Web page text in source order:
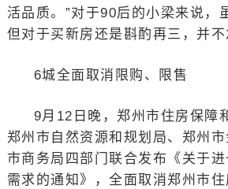
活品质。”对于90后的小梁来说，
但对于买新房还是斟酌再三，并不
6城全面取消限购、限售
9月12日晚，郑州市住房保障
郑州市自然资源和规划局、郑州
市商务局四部门联合发布《关于
需求的通知》，全面取消郑州市